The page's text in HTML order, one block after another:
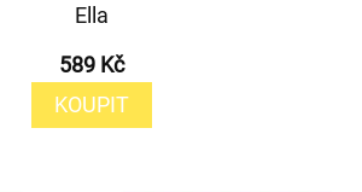
Ella
589 Kč
KOUPIT